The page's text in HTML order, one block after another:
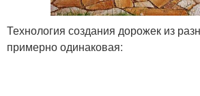
Технология создания дорожек из
примерно одинаковая: